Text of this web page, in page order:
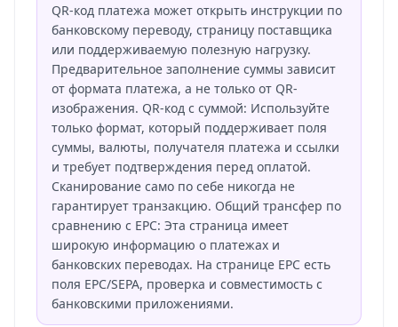
QR-код платежа может открыть инструкции по
банковскому переводу, страницу поставщика
или поддерживаемую полезную нагрузку.
Предварительное заполнение суммы зависит
от формата платежа, а не только от QR-
изображения. QR-код с суммой: Используйте
только формат, который поддерживает поля
суммы, валюты, получателя платежа и ссылки
и требует подтверждения перед оплатой.
Сканирование само по себе никогда не
гарантирует транзакцию. Общий трансфер по
сравнению с EPC: Эта страница имеет
широкую информацию о платежах и
банковских переводах. На странице EPC есть
поля EPC/SEPA, проверка и совместимость с
банковскими приложениями.